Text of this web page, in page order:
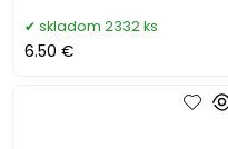
skladom 2332 ks
6.50 €